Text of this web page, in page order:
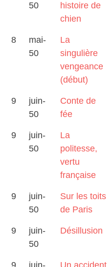
50
histoire de
chien
8
mai-
50
La
singulière
vengeance
(début)
9
juin-
50
Conte de
fée
9
juin-
50
La
politesse,
vertu
française
9
juin-
50
Sur les toits
de Paris
9
juin-
50
Désillusion
9 juin- Un accident